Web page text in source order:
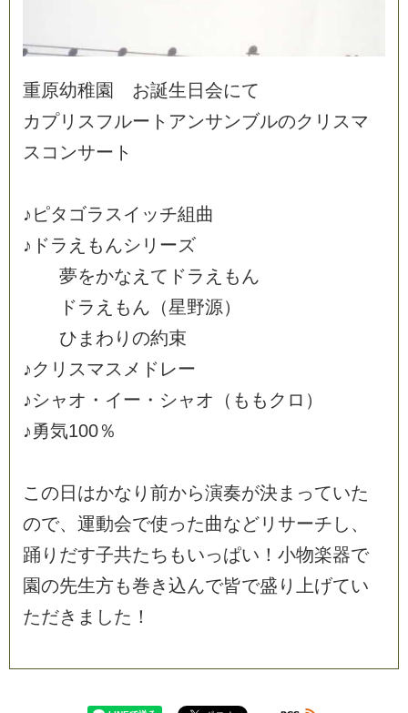
重原幼稚園 お誕生 日 会にて
カプリ ス フルー ト アンサンブルのク リ スマ
ス コ ンサー ト
♪ ピタ ゴラ ス イ ッチ組曲
♪ ドラ え も んシ リ ーズ
夢をかなえ て ドラ え も ん
ドラ え も ん （星野源）
ひ ま わ り の約束
♪ク リ スマ ス メ ド レー
♪シャオ ・ イー ・ シャオ （ も も ク ロ ）
♪勇気100％
こ の 日 はかな り 前から演奏が決ま っていた
ので、 運動会で使った曲などリ サーチ し 、
踊 り だす子共たち もいっぱい ！ 小物楽器で
園の先生方も巻き込んで皆で盛 り 上げてい
ただき ま した ！